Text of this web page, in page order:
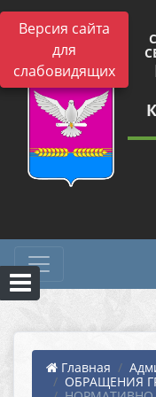
Версия сайта
для
слабовидящих
Главная
ОБРАЩЕНИЯ